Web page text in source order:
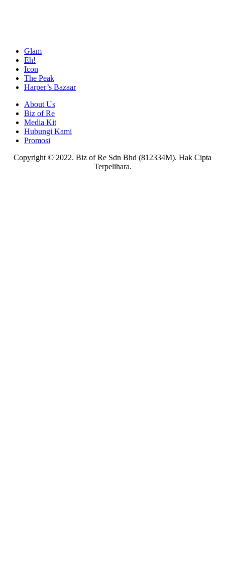
Glam
Eh!
Icon
The Peak
Harper’s Bazaar
About Us
Biz of Re
Media Kit
Hubungi Kami
Promosi
Copyright © 2022. Biz of Re Sdn Bhd (812334M). Hak Cipta
Terpelihara.